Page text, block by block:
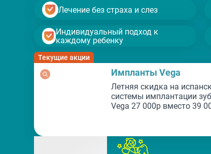
Лечение без страха и слез
Индивидуальный подход к
каждому ребенку
Текущие акции
Импланты Vega
Летняя скидка на
системы имплантации
Vega 27 000р вместо 39